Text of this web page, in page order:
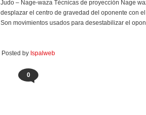
Judo – Nage‐waza Técnicas de proyección Nage
desplazar el centro de gravedad del oponente con
Son movimientos usados para desestabilizar el
Posted by Ispalweb
0